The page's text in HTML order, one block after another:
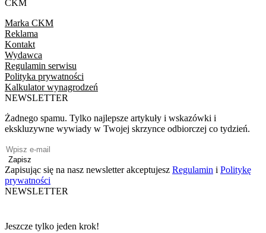
CKM
Marka CKM
Reklama
Kontakt
Wydawca
Regulamin serwisu
Polityka prywatności
Kalkulator wynagrodzeń
NEWSLETTER
Żadnego spamu. Tylko najlepsze artykuły i wskazówki i
ekskluzywne wywiady w Twojej skrzynce odbiorczej co tydzień.
Zapisz
Zapisując się na nasz newsletter akceptujesz Regulamin i Politykę
prywatności
NEWSLETTER
Jeszcze tylko jeden krok!